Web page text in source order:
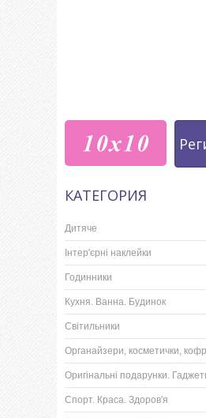
КАТЕГОРИЯ
Дитяче
Інтер'єрні наклейки
Годинники
Кухня. Ванна. Будинок
Світильники
Органайзери, косметички,
Оригінальні подарунки.
Спорт. Краса. Здоров'я